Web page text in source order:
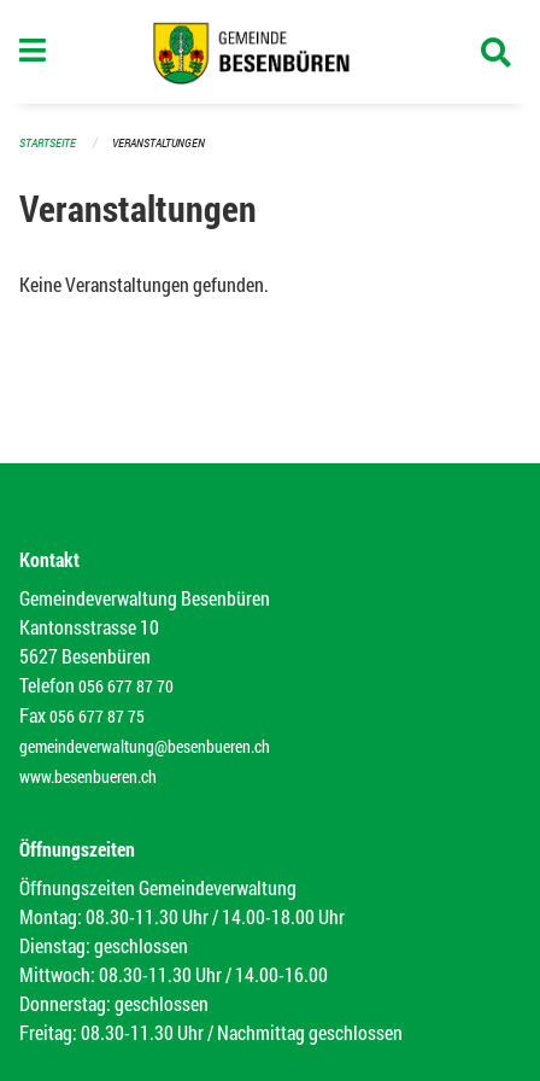
STARTSEITE VERANSTALTUNGEN
Veranstaltungen
Keine Veranstaltungen gefunden.
Kontakt
Gemeindeverwaltung Besenbüren
Kantonsstrasse 10
5627 Besenbüren
Telefon 056 677 87 70
Fax056 677 87 75
gemeindeverwaltung@besenbueren.ch
www.besenbueren.ch
Öffnungszeiten
Öffnungszeiten Gemeindeverwaltung
Montag: 08.30-11.30 Uhr / 14.00-18.00 Uhr
Dienstag: geschlossen
Mittwoch: 08.30-11.30 Uhr / 14.00-16.00
Donnerstag: geschlossen
Freitag: 08.30-11.30 Uhr / Nachmittag geschlossen